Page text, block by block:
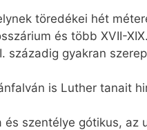
töredékei hét
és több XVII-
századig gyakran
is Luther tanait
és szentélye gótikus, az